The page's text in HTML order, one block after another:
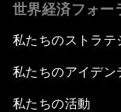
世界経済フォー
私たちのストラテ
私たちのアイデン
私たちの活動